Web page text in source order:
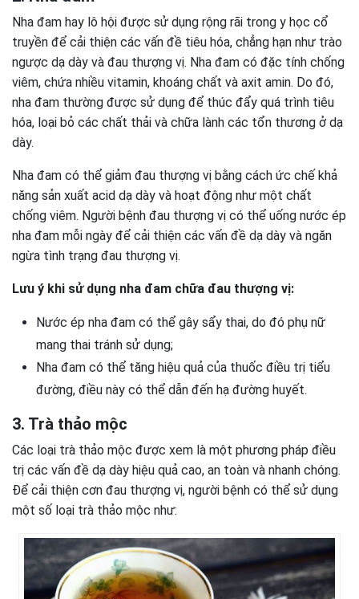
Nha đam hay lô hội được sử dụng rộng rãi trong y học cổ
truyền để cải thiện các vấn đề tiêu hóa, chẳng hạn như trào
ngược dạ dày và đau thượng vị. Nha đam có đặc tính chống
viêm, chứa nhiều vitamin, khoáng chất và axit amin. Do đó,
nha đam thường được sử dụng để thúc đẩy quá trình tiêu
hóa, loại bỏ các chất thải và chữa lành các tổn thương ở dạ
dày.
Nha đam có thể giảm đau thượng vị bằng cách ức chế khả
năng sản xuất acid dạ dày và hoạt động như một chất
chống viêm. Người bệnh đau thượng vị có thể uống nước ép
nha đam mỗi ngày để cải thiện các vấn đề dạ dày và ngăn
ngừa tình trạng đau thượng vị.
Lưu ý khi sử dụng nha đam chữa đau thượng vị:
Nước ép nha đam có thể gây sẩy thai, do đó phụ nữ
mang thai tránh sử dụng;
Nha đam có thể tăng hiệu quả của thuốc điều trị tiểu
đường, điều này có thể dẫn đến hạ đường huyết.
3. Trà thảo mộc
Các loại trà thảo mộc được xem là một phương pháp điều
trị các vấn đề dạ dày hiệu quả cao, an toàn và nhanh chóng.
Để cải thiện cơn đau thượng vị, người bệnh có thể sử dụng
một số loại trà thảo mộc như: